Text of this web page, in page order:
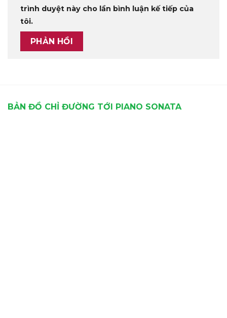
trình duyệt này cho lần bình luận kế tiếp của
tôi.
BẢN ĐỒ CHỈ ĐƯỜNG TỚI PIANO SONATA